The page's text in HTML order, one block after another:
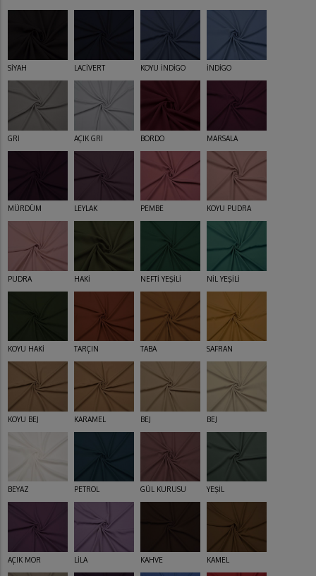
SİYAH LACİVERT KOYU İNDİGO İNDİGO
GRİ AÇIK GRİ BORDO MARSALA
MÜRDÜM LEYLAK PEMBE KOYU PUDRA
PUDRA HAKİ NEFTİ YEŞİLİ NİL YEŞİLİ
KOYU HAKİ TARÇIN TABA SAFRAN
KOYU BEJ KARAMEL BEJ BEJ
BEYAZ PETROL GÜL KURUSU YEŞİL
AÇIK MOR LİLA KAHVE KAMEL